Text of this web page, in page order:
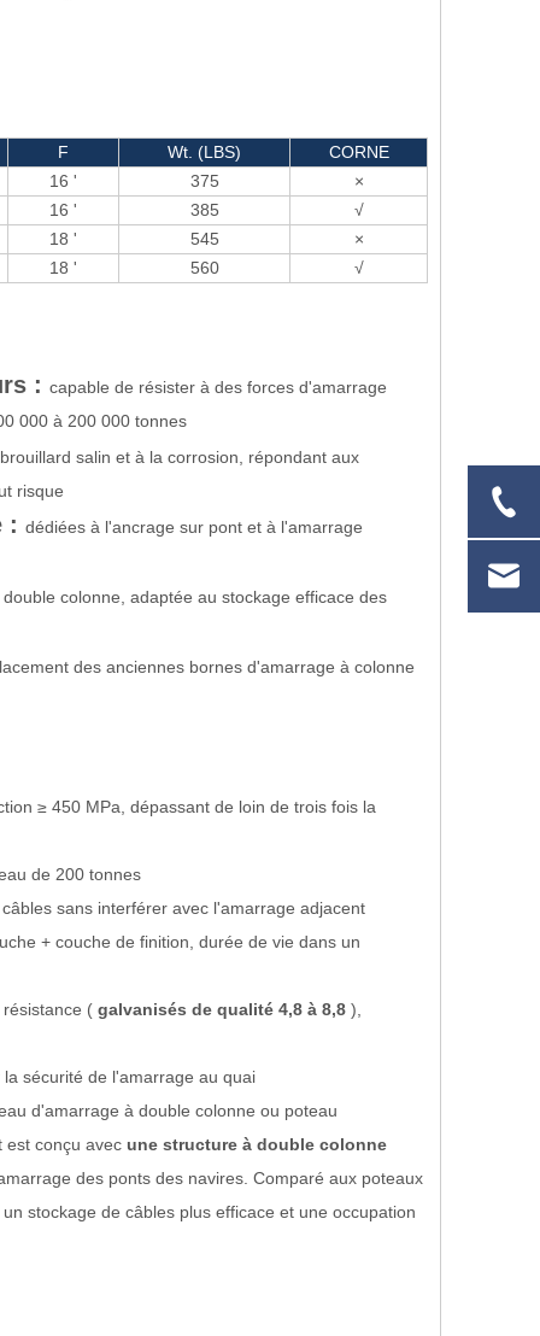
F Wt. (LBS)
CORNE
16 ' 375
×
16 ' 385
√
18 ' 545
×
18 ' 560 √
: capable de résister à des forces d'amarrage
000 à 200 000 tonnes
salin et à la corrosion, répondant aux
risque
: dédiées à l'ancrage sur pont et à l'amarrage
colonne, adaptée au stockage efficace des
des anciennes bornes d'amarrage à colonne
≥ 450 MPa, dépassant de loin de trois fois la
de 200 tonnes
câbles sans interférer avec l'amarrage adjacent
+ couche de finition, durée de vie dans un
( galvanisés de qualité 4,8 à 8,8 ),
sécurité de l'amarrage au quai
d'amarrage à double colonne ou poteau
est conçu avec une structure à double colonne
des ponts des navires. Comparé aux poteaux
stockage de câbles plus efficace et une occupation